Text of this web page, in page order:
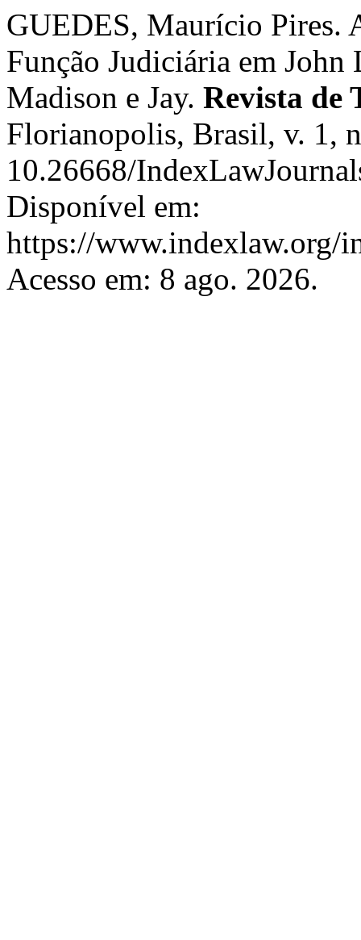
GUEDES, Maurício Pires.
Função Judiciária em
Madison e Jay. Revista de
Florianopolis, Brasil, v. 1,
10.26668/
Disponível em:
https://www.indexlaw.org/
Acesso em: 8 ago. 2026.